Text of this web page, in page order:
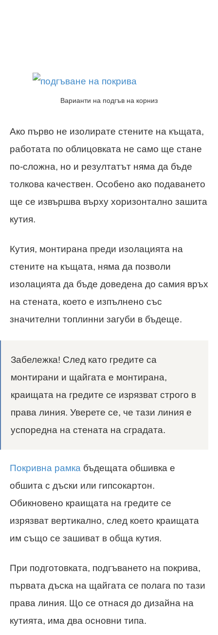
Варианти на подгъв на корниз
Ако първо не изолирате стените на къщата,
работата по облицовката не само ще стане
по-сложна, но и резултатът няма да бъде
толкова качествен. Особено ако подаването
ще се извършва върху хоризонтално зашита
кутия.
Кутия, монтирана преди изолацията на
стените на къщата, няма да позволи
изолацията да бъде доведена до самия връх
на стената, което е изпълнено със
значителни топлинни загуби в бъдеще.
Забележка! След като гредите са
монтирани и щайгата е монтирана,
краищата на гредите се изрязват строго в
права линия. Уверете се, че тази линия е
успоредна на стената на сградата.
Покривна рамка бъдещата обшивка е
обшита с дъски или гипсокартон.
Обикновено краищата на гредите се
изрязват вертикално, след което краищата
им също се зашиват в обща кутия.
При подготовката, подгъването на покрива,
първата дъска на щайгата се полага по тази
права линия. Що се отнася до дизайна на
кутията, има два основни типа.